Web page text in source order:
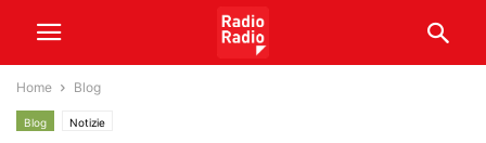
Home Blog
Blog Notizie